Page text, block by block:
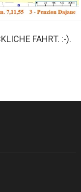
FAHRT. :-).